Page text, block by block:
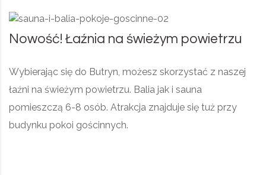
Nowość! Łaźnia na świeżym powietrzu
Wybierając się do Butryn, możesz skorzystać z naszej
łaźni na świeżym powietrzu. Balia jak i sauna
pomieszczą 6-8 osób. Atrakcja znajduje się tuż przy
budynku pokoi gościnnych.